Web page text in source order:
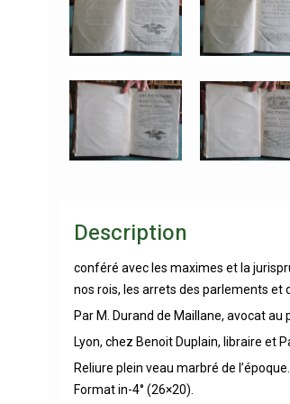
Description
conféré avec les maximes et la
nos rois, les arrets des parlements et
Par M. Durand de Maillane, avocat
Lyon, chez Benoit Duplain, libraire et
Reliure plein veau marbré de
Format in-4° (26×20).